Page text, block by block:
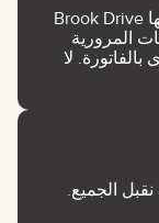
رسوم نظام سالك للطرق المدفوعة يتحملها Brook Drive
المرورية
لا
الجميع.